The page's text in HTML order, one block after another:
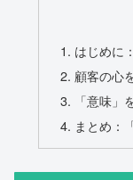
はじめに
顧客の心
「意味
まとめ：